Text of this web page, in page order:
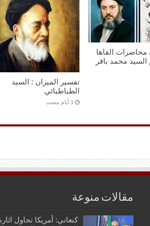
محاضرات القاها
السيد محمد باقر
تفسير الميزان : السيد
الطباطبائي
مقالات منوعة
كنعاني: أمريكا تحاول